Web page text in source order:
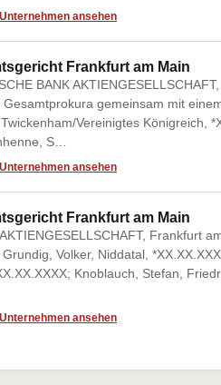
ansehen
Frankfurt am Main
BANK
gemeinsam mit
Vereinigtes Königreich,
S…
ansehen
Frankfurt am Main
Frankfurt
Volker, Niddatal,
Knoblauch, Stefan,
ansehen